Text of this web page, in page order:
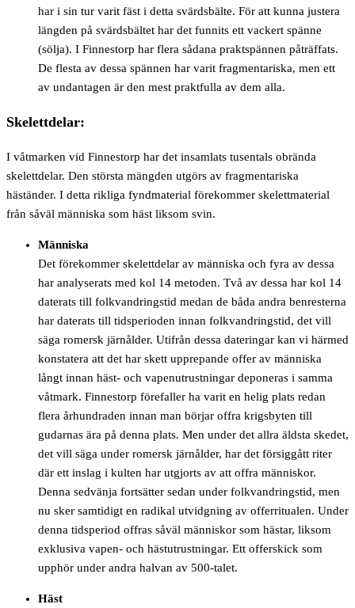
har i sin tur varit fäst i detta svärdsbälte. För att kunna justera
längden på svärdsbältet har det funnits ett vackert spänne
(sölja). I Finnestorp har flera sådana praktspännen påträffats.
De flesta av dessa spännen har varit fragmentariska, men ett
av undantagen är den mest praktfulla av dem alla.
Skelettdelar:
I våtmarken vid Finnestorp har det insamlats tusentals obrända
skelettdelar. Den största mängden utgörs av fragmentariska
häständer. I detta rikliga fyndmaterial förekommer skelettmaterial
från såväl människa som häst liksom svin.
Människa
Det förekommer skelettdelar av människa och fyra av dessa
har analyserats med kol 14 metoden. Två av dessa har kol 14
daterats till folkvandringstid medan de båda andra benresterna
har daterats till tidsperioden innan folkvandringstid, det vill
säga romersk järnålder. Utifrån dessa dateringar kan vi härmed
konstatera att det har skett upprepande offer av människa
långt innan häst- och vapenutrustningar deponeras i samma
våtmark. Finnestorp förefaller ha varit en helig plats redan
flera århundraden innan man börjar offra krigsbyten till
gudarnas ära på denna plats. Men under det allra äldsta skedet,
det vill säga under romersk järnålder, har det försiggått riter
där ett inslag i kulten har utgjorts av att offra människor.
Denna sedvänja fortsätter sedan under folkvandringstid, men
nu sker samtidigt en radikal utvidgning av offerritualen. Under
denna tidsperiod offras såväl människor som hästar, liksom
exklusiva vapen- och hästutrustningar. Ett offerskick som
upphör under andra halvan av 500-talet.
Häst